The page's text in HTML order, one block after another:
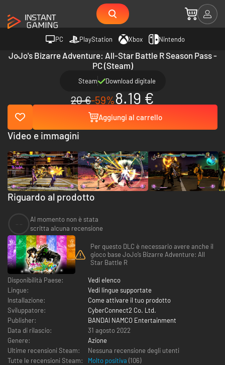
PC PlayStation Xbox Nintendo
JoJo's Bizarre Adventure: All-Star Battle R Season Pass -
PC (Steam)
Steam Download digitale
20 €-59%8.19 €
Aggiungi al carrello
Riguardo al prodotto
Al momento non è stata
scritta alcuna recensione
Per questo DLC è necessario avere anche il
gioco base JoJo’s Bizarre Adventure: All
Star Battle R
Disponibilità Paese:
Vedi elenco
Lingue:
Vedi lingue supportate
Installazione:
Come attivare il tuo prodotto
Sviluppatore:
CyberConnect2 Co. Ltd.
Publisher:
BANDAI NAMCO Entertainment
Data di rilascio:
31 agosto 2022
Genere:
Azione
Ultime recensioni Steam:
Nessuna recensione degli utenti
Tutte le recensioni Steam:
Molto positiva (106)
Video e immagini